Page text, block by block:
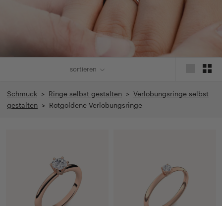
sortieren
Schmuck > Ringe selbst gestalten > Verlobungsringe selbst
gestalten > Rotgoldene Verlobungsringe